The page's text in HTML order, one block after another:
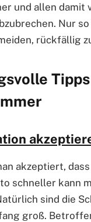
und allen damit
Nur so
rückfällig
akzeptiert,
schneller kann
sind die
groß.